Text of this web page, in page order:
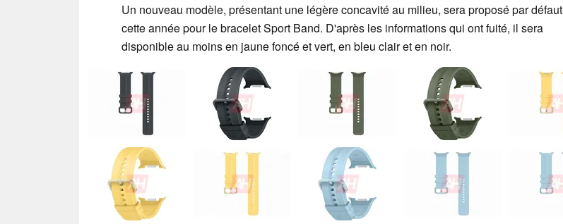
Un nouveau modèle, présentant une légère concavité au milieu, sera proposé par défaut
cette année pour le bracelet Sport Band. D'après les informations qui ont fuité, il sera
disponible au moins en jaune foncé et vert, en bleu clair et en noir.